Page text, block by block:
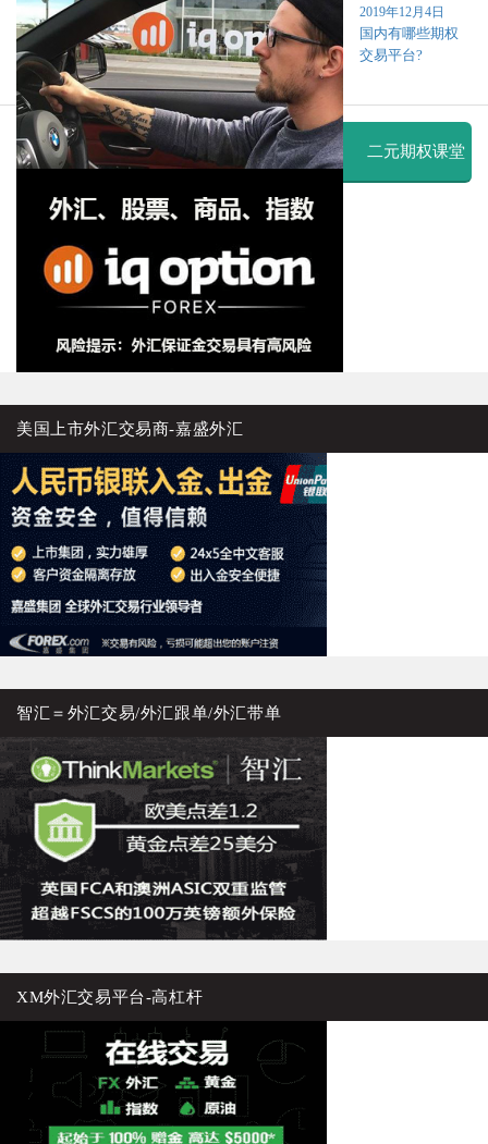
2019年12月4日
国内有哪些期权
交易平台?
二元期权课堂
美国上市外汇交易商-嘉盛外汇
智汇＝外汇交易/外汇跟单/外汇带单
XM外汇交易平台-高杠杆